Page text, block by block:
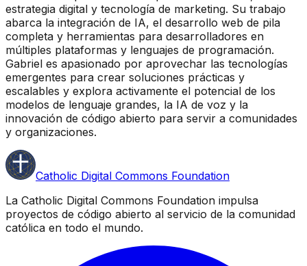
estrategia digital y tecnología de marketing. Su trabajo
abarca la integración de IA, el desarrollo web de pila
completa y herramientas para desarrolladores en
múltiples plataformas y lenguajes de programación.
Gabriel es apasionado por aprovechar las tecnologías
emergentes para crear soluciones prácticas y
escalables y explora activamente el potencial de los
modelos de lenguaje grandes, la IA de voz y la
innovación de código abierto para servir a comunidades
y organizaciones.
Catholic Digital Commons Foundation
La Catholic Digital Commons Foundation impulsa
proyectos de código abierto al servicio de la comunidad
católica en todo el mundo.